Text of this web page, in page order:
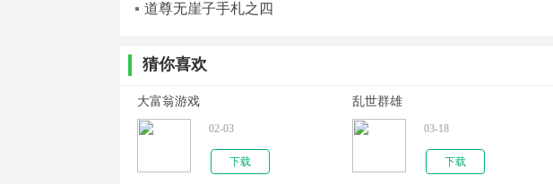
道尊无崖子手札之四
猜你喜欢
大富翁游戏
02-03
下载
乱世群雄
03-18
下载